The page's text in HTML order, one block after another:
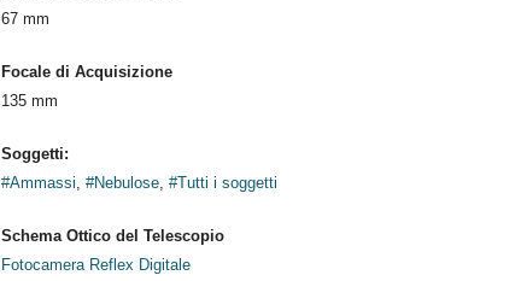
67 mm
Focale di Acquisizione
135 mm
Soggetti:
#Ammassi, #Nebulose, #Tutti i soggetti
Schema Ottico del Telescopio
Fotocamera Reflex Digitale